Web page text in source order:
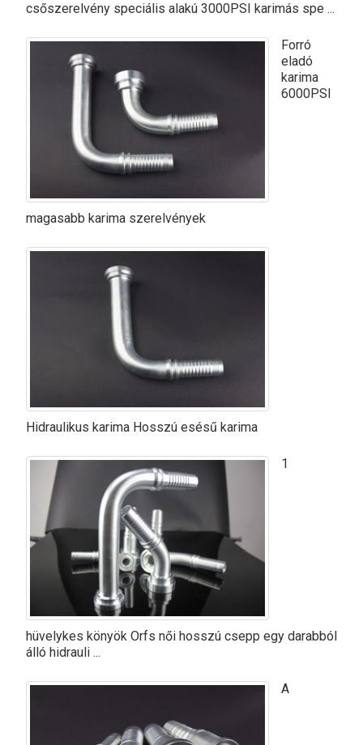
csőszerelvény speciális alakú 3000PSI karimás spe ...
Forró
eladó
karima
6000PSI
magasabb karima szerelvények
Hidraulikus karima Hosszú esésű karima
1
hüvelykes könyök Orfs női hosszú csepp egy darabból
álló hidrauli ...
A